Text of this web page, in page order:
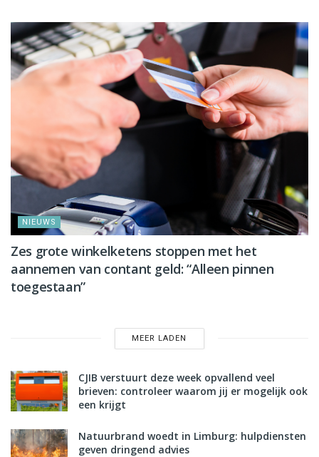
NIEUWS
Zes grote winkelketens stoppen met het
aannemen van contant geld: “Alleen pinnen
toegestaan”
MEER LADEN
CJIB verstuurt deze week opvallend veel
brieven: controleer waarom jij er mogelijk ook
een krijgt
Natuurbrand woedt in Limburg: hulpdiensten
geven dringend advies